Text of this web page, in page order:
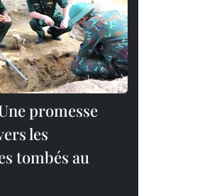
promesse
les
tombés au